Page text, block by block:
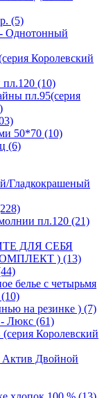
(5)
Однотонный
Королевский
(10)
пл.95(серия
50*70 (10)
(6)
Гладкокрашеный
пл.120 (21)
ДЛЯ СЕБЯ
) (13)
белье с четырьмя
на резинке ) (7)
Люкс (61)
Королевский
Двойной